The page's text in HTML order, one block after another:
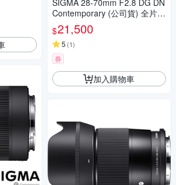
SIGMA 28-70mm F2.8 DG DN
Contemporary (公司貨) 全片幅
微單眼鏡頭 旅遊鏡
$21,500
5 (1)
券
加入購物車